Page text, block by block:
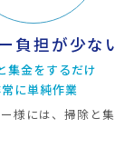
負担が少な
集金をするだけ
に単純作業
様には、掃除と